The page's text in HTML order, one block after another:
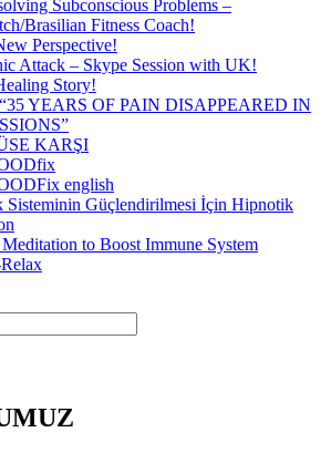
Subconscious Problems –
Brasilian Fitness Coach!
Perspective!
Attack – Skype Session with UK!
Story!
YEARS OF PAIN DISAPPEARED IN
KARŞI
english
Sisteminin Güçlendirilmesi İçin Hipnotik
to Boost Immune System